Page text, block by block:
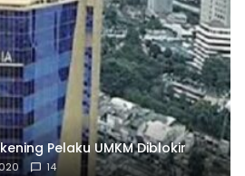
Pelaku UMKM Diblokir
14